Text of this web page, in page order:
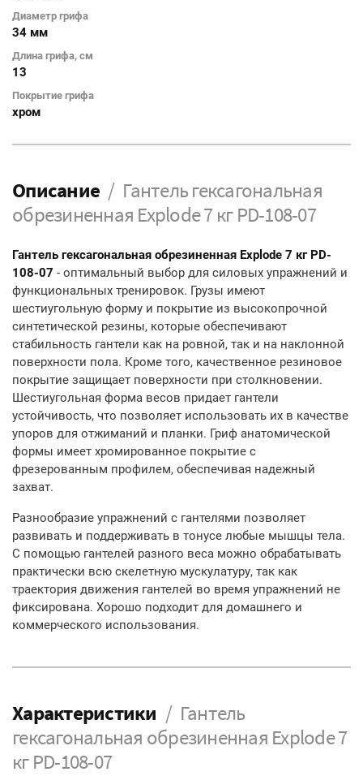
Диаметр грифа
34 мм
Длина грифа, см
13
Покрытие грифа
хром
Описание
Гантель гексагональная
обрезиненная Explode 7 кг PD-108-07
Гантель гексагональная обрезиненная Explode 7 кг PD-
108-07 - оптимальный выбор для силовых упражнений и
функциональных тренировок. Грузы имеют
шестиугольную форму и покрытие из высокопрочной
синтетической резины, которые обеспечивают
стабильность гантели как на ровной, так и на наклонной
поверхности пола. Кроме того, качественное резиновое
покрытие защищает поверхности при столкновении.
Шестиугольная форма весов придает гантели
устойчивость, что позволяет использовать их в качестве
упоров для отжиманий и планки. Гриф анатомической
формы имеет хромированное покрытие с
фрезерованным профилем, обеспечивая надежный
захват.
Разнообразие упражнений с гантелями позволяет
развивать и поддерживать в тонусе любые мышцы тела.
С помощью гантелей разного веса можно обрабатывать
практически всю скелетную мускулатуру, так как
траектория движения гантелей во время упражнений не
фиксирована. Хорошо подходит для домашнего и
коммерческого использования.
Характеристики
Гантель
гексагональная обрезиненная Explode 7
кг PD-108-07